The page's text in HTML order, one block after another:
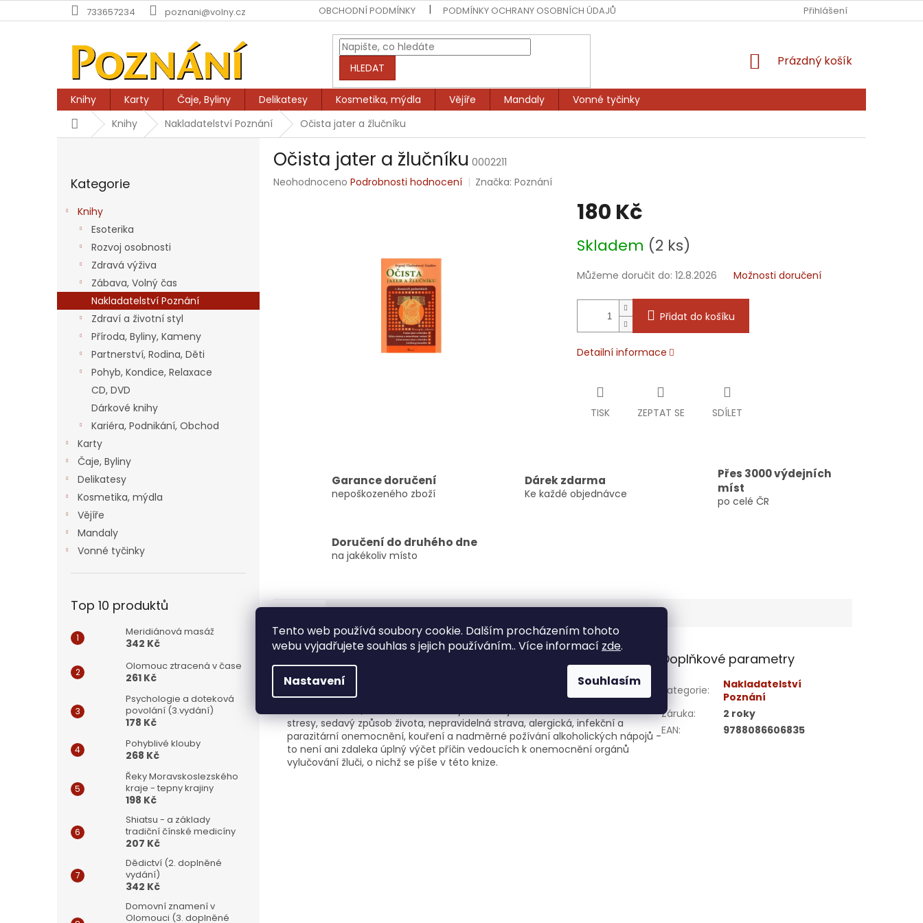
Tento web používá soubory cookie. Dalším procházením tohoto
webu vyjadřujete souhlas s jejich používáním.. Více informací zde.
Nastavení Souhlasím
na
733657234 poznani@volny.cz OBCHODNÍ PODMÍNKY PODMÍNKY OCHRANY OSOBNÍCH ÚDAJŮ PRODÁVANÉ ZNAČKY NAPIŠTE NÁM
Přihlášení
HLEDAT
NÁKUPNÍ
Prázdný košík
Knihy Karty Čaje, Byliny Delikatesy Kosmetika, mýdla Vějíře Mandaly
Vonné tyčinky
DomůKnihy Nakladatelství Poznání Očista jater a žlučníku
a
n
kategorie
Kategorie
Knihy
Esoterika
Rozvoj osobnosti
Zdravá výživa
Zábava, Volný čas
Nakladatelství Poznání
Zdraví a životní styl
Příroda, Byliny, Kameny
Partnerství, Rodina, Děti
Pohyb, Kondice, Relaxace
CD, DVD
Dárkové knihy
Kariéra, Podnikání, Obchod
Karty
Čaje, Byliny
Delikatesy
Kosmetika, mýdla
Vějíře
Mandaly
Vonné tyčinky
Top 10 produktů
Meridiánová masáž
342 Kč
Olomouc ztracená v čase
261 Kč
Psychologie a doteková
povolání (3.vydání)
178 Kč
Pohyblivé klouby
268 Kč
Řeky Moravskoslezského
kraje - tepny krajiny
198 Kč
Shiatsu - a základy
tradiční čínské medicíny
207 Kč
Dědictví (2. doplněné
vydání)
342 Kč
Domovní znamení v
Olomouci (3. doplněné
Očista jater a žlučníku 0002211
Průměrné
Neohodnoceno Podrobnosti hodnocení Značka:Poznání
180 Kč
cena:
Skladem (2 ks)
Můžeme doručit do: 12.8.2026 Možnosti doručení
Přidat do košíku
Detailní informace
TISK ZEPTAT SE SDÍLET
Garance doručení
nepoškozeného zboží
Dárek zdarma
Ke každé objednávce
Přes 3000 výdejních
míst
po celé ČR
Doručení do druhého dne
na jakékoliv místo
Autor ve své knoze staví především na individuálním přístupu k člověku,
založeném na vztahu příčiny a následku ve vývoji patologických stavů
stresy, sedavý způsob života, nepravidelná strava, alergická, infekční a
parazitární onemocnění, kouření a nadměrné požívání alkoholických nápojů -
to není ani zdaleka úplný výčet příčin vedoucích k onemocnění orgánů
vylučování žluči, o nichž se píše v této knize.
Doplňkové parametry
Kategorie:
Nakladatelství
Poznání
Záruka:
2 roky
EAN: 9788086606835